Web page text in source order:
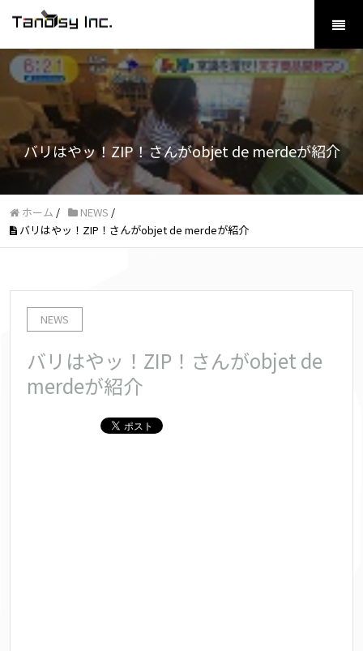
バリはやッ！ZIP！さんがobjet de merdeが紹介
ホーム / NEWS /
バリはやッ！ZIP！さんがobjet de merdeが紹介
NEWS
バリはやッ！ZIP！さんがobjet de
merdeが紹介